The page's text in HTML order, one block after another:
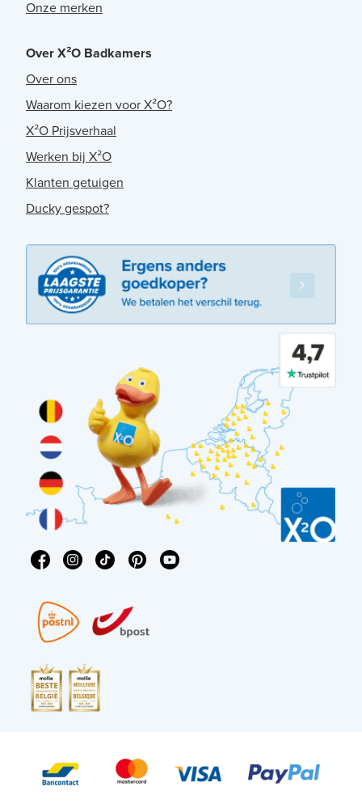
Onze merken
Over X²O Badkamers
Over ons
Waarom kiezen voor X²O?
X²O Prijsverhaal
Werken bij X²O
Klanten getuigen
Ducky gespot?